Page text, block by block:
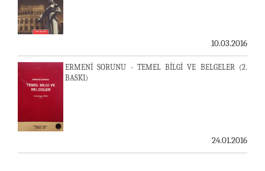
10.03.2016
ERMENİ SORUNU - TEMEL BİLGİ VE BELGELER (2.
BASKI)
24.01.2016